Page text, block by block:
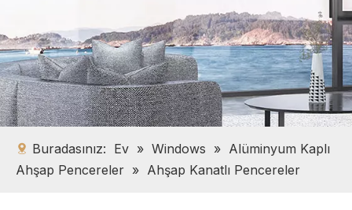
Buradasınız: Ev » Windows » Alüminyum Kaplı
Ahşap Pencereler » Ahşap Kanatlı Pencereler